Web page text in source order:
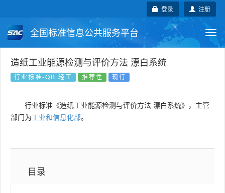
注册
登录
全国标准信息公共服务平台
国家标准 行业标准
国外标准 技术委员会
造纸工业能源检测与评价方法 漂白系统
行业标准-QB 轻工 推荐性 现行
行业标准《造纸工业能源检测与评价方法 漂白系统》，主管
部门为工业和信息化部。
目录